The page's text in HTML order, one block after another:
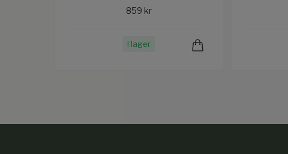
859 kr
I lager